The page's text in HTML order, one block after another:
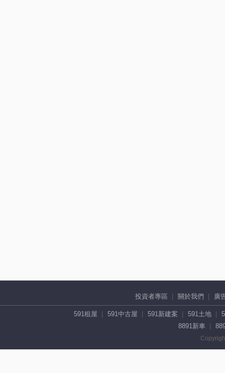
投資者專區 關於我們 廣
591租屋 591中古屋 591新建案 591土地
8891新車